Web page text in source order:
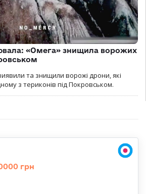
«Омега» знищила ворожих
та знищили ворожі дрони, які
з териконів під Покровськом.
грн